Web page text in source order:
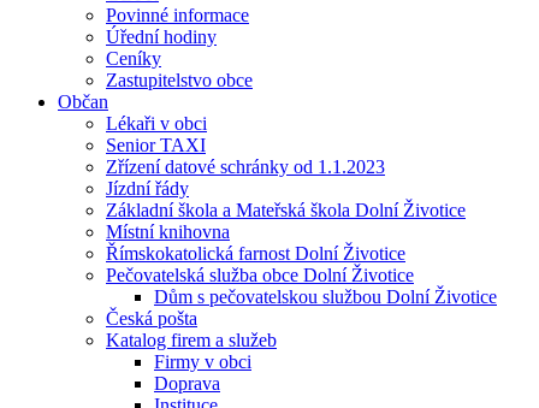
Povinné informace
Úřední hodiny
Ceníky
Zastupitelstvo obce
Občan
Lékaři v obci
Senior TAXI
Zřízení datové schránky od 1.1.2023
Jízdní řády
Základní škola a Mateřská škola Dolní Životice
Místní knihovna
Římskokatolická farnost Dolní Životice
Pečovatelská služba obce Dolní Životice
Dům s pečovatelskou službou Dolní Životice
Česká pošta
Katalog firem a služeb
Firmy v obci
Doprava